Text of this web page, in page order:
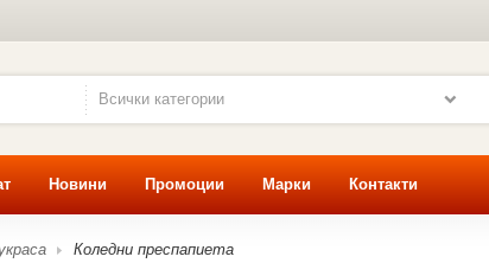
Всички категории
Новини Промоции Марки Контакти
Коледни преспапиета